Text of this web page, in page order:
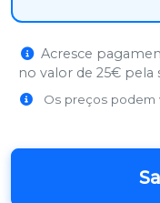
Acresce
no valor de 25€
Os preços podem